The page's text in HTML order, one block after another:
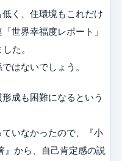
く、住環境もこれだけ
世界幸福度レポート」
た。
はないでしょう。
成も困難になるという
いなかったので、『小
』から、自己肯定感の説